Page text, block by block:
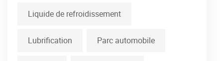
Liquide de refroidissement
Lubrification Parc automobile